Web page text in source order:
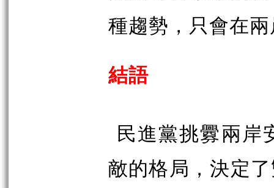
種趨勢，只會在
結語
民進黨挑釁兩岸
敵的格局，決定